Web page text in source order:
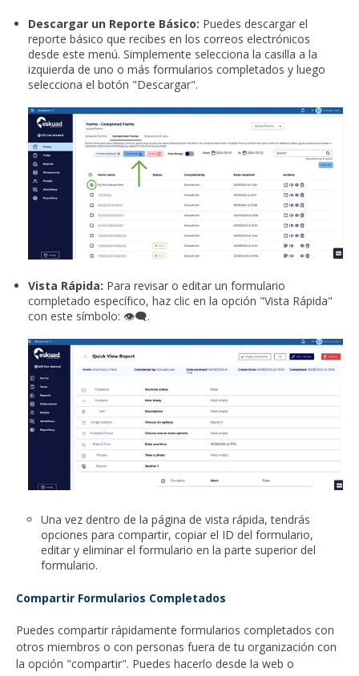
Descargar un Reporte Básico: Puedes descargar el
reporte básico que recibes en los correos electrónicos
desde este menú. Simplemente selecciona la casilla a la
izquierda de uno o más formularios completados y luego
selecciona el botón "Descargar".
Vista Rápida: Para revisar o editar un formulario
completado específico, haz clic en la opción "Vista Rápida"
con este símbolo: 👁️‍🗨️.
Una vez dentro de la página de vista rápida, tendrás
opciones para compartir, copiar el ID del formulario,
editar y eliminar el formulario en la parte superior del
formulario.
Compartir Formularios Completados
Puedes compartir rápidamente formularios completados con
otros miembros o con personas fuera de tu organización con
la opción "compartir". Puedes hacerlo desde la web o